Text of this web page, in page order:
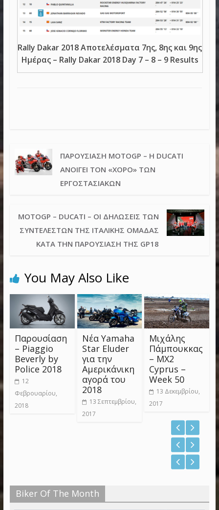
Rally Dakar 2018 Αποτελέσματα 7ης, 8ης και 9ης
Ημέρας – Rally Dakar 2018 Day 7 – 8 – 9 Results
ΠΑΡΟΥΣΊΑΣΗ MOTOGP – Η DUCATI
ΑΝΟΊΓΕΙ ΤΟΝ «ΧΟΡΌ» ΤΩΝ
ΕΡΓΟΣΤΑΣΙΑΚΏΝ
MOTOGP – DUCATI – ΟΙ ΔΗΛΏΣΕΙΣ ΤΩΝ
ΣΥΝΤΕΛΕΣΤΏΝ ΤΗΣ ΙΤΑΛΙΚΉΣ ΟΜΆΔΑΣ
ΚΑΤΆ ΤΗΝ ΠΑΡΟΥΣΊΑΣΗ ΤΗΣ GP18
You May Also Like
Παρουσίαση
– Piaggio
Beverly by
Police 2018
12
Φεβρουαρίου,
2018
Νέα Yamaha
Star Eluder
για την
Αμερικάνικη
αγορά του
2018
13 Σεπτεμβρίου,
2017
Μιχάλης
Πάμπουκκας
– MX2
Cyprus –
Week 50
13 Δεκεμβρίου,
2017
Biker Of The Month